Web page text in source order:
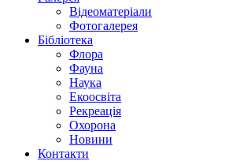
Відеоматеріали
Фотогалерея
Бібліотека
Флора
Фауна
Наука
Екоосвіта
Рекреація
Охорона
Новини
Контакти